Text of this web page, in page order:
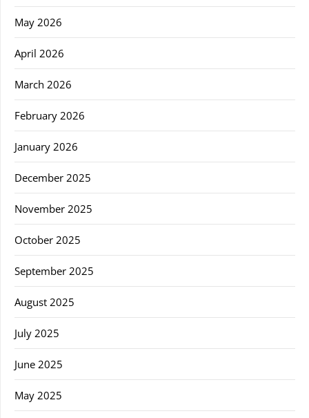
May 2026
April 2026
March 2026
February 2026
January 2026
December 2025
November 2025
October 2025
September 2025
August 2025
July 2025
June 2025
May 2025